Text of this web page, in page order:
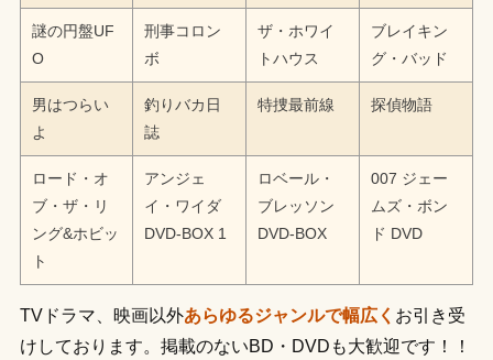
謎の円盤UF
O
刑事コロン
ボ
ザ・ホワイ
トハウス
ブレイキン
グ・バッド
男はつらい
よ
釣りバカ日
誌
特捜最前線 探偵物語
ロード・オ
ブ・ザ・リ
ング&ホビッ
ト
アンジェ
イ・ワイダ
DVD-BOX 1
ロベール・
ブレッソン
DVD-BOX
007 ジェー
ムズ・ボン
ド DVD
TVドラマ、映画以外あらゆるジャンルで幅広く お引き受
けしております。掲載のないBD・DVDも大歓迎です！！